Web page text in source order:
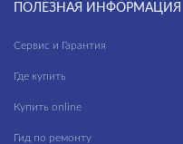
ПОЛЕЗНАЯ ИНФОРМАЦИЯ
Сервис и Гарантия
Где купить
Купить online
Гид по ремонту